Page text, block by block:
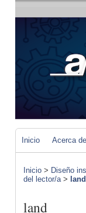
Inicio Acerca de
Inicio > Diseño
del lector/a> land
land